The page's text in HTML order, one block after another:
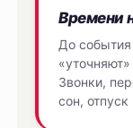
Времени
До
Звонки,
сон,